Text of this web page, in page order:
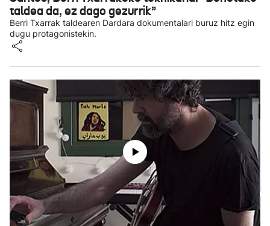
taldea da, ez dago gezurrik”
Berri Txarrak taldearen Dardara dokumentalari buruz hitz egin
dugu protagonistekin.